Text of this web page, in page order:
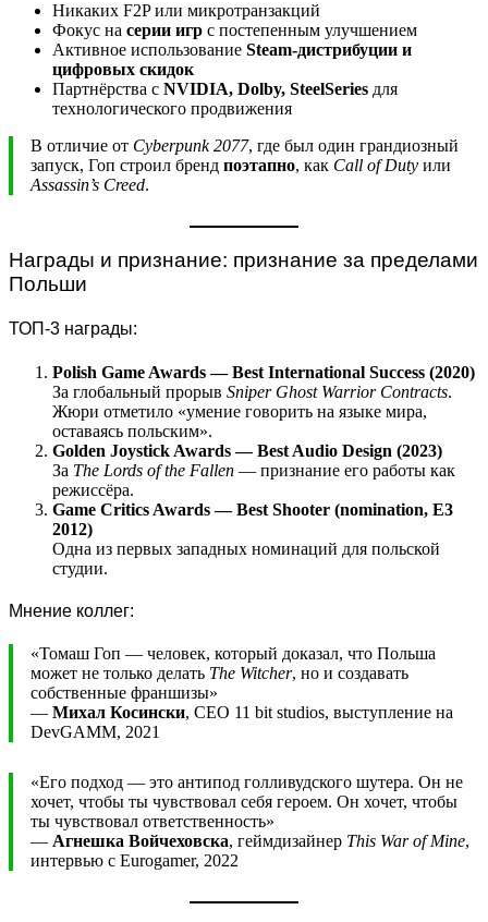
Никаких F2P или микротранзакций
Фокус на серии игр с постепенным улучшением
Активное использование Steam-дистрибуции и
цифровых скидок
Партнёрства с NVIDIA, Dolby, SteelSeries для
технологического продвижения
В отличие от Cyberpunk 2077, где был один грандиозный
запуск, Гоп строил бренд поэтапно, как Call of Duty или
Assassin’s Creed.
Награды и признание: признание за пределами
Польши
ТОП-3 награды:
Polish Game Awards — Best International Success (2020)
За глобальный прорыв Sniper Ghost Warrior Contracts.
Жюри отметило «умение говорить на языке мира,
оставаясь польским».
Golden Joystick Awards — Best Audio Design (2023)
За The Lords of the Fallen — признание его работы как
режиссёра.
Game Critics Awards — Best Shooter (nomination, E3
2012)
Одна из первых западных номинаций для польской
студии.
Мнение коллег:
«Томаш Гоп — человек, который доказал, что Польша
может не только делать The Witcher, но и создавать
собственные франшизы»
— Михал Косински, CEO 11 bit studios, выступление на
DevGAMM, 2021
«Его подход — это антипод голливудского шутера. Он не
хочет, чтобы ты чувствовал себя героем. Он хочет, чтобы
ты чувствовал ответственность»
— Агнешка Войчеховска, геймдизайнер This War of Mine,
интервью с Eurogamer, 2022